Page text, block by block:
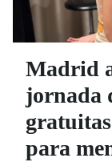
Madrid
jornada
para